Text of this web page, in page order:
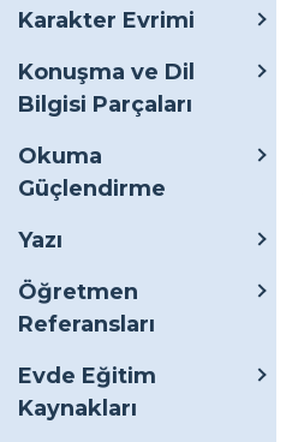
Karakter Evrimi
Konuşma ve Dil
Bilgisi Parçaları
Okuma
Güçlendirme
Yazı
Öğretmen
Referansları
Evde Eğitim
Kaynakları